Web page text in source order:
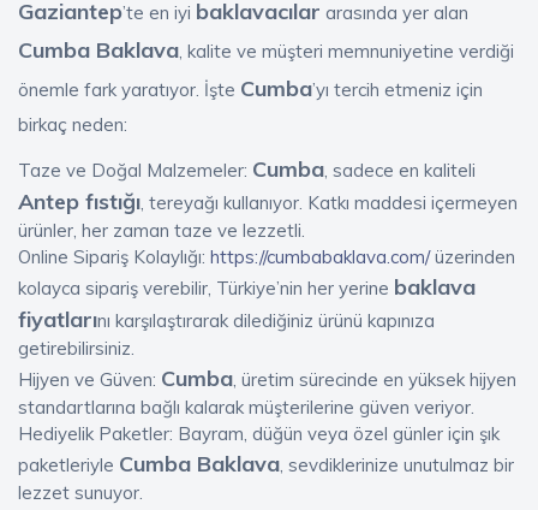
Gaziantep’te en iyi baklavacılar arasında yer alan
Cumba Baklava, kalite ve müşteri memnuniyetine verdiği
önemle fark yaratıyor. İşte Cumba’yı tercih etmeniz için
birkaç neden:
Taze ve Doğal Malzemeler: Cumba, sadece en kaliteli
Antep fıstığı, tereyağı kullanıyor. Katkı maddesi içermeyen
ürünler, her zaman taze ve lezzetli.
Online Sipariş Kolaylığı: https://cumbabaklava.com/üzerinden
kolayca sipariş verebilir, Türkiye’nin her yerine baklava
fiyatlarını karşılaştırarak dilediğiniz ürünü kapınıza
getirebilirsiniz.
Hijyen ve Güven: Cumba, üretim sürecinde en yüksek hijyen
standartlarına bağlı kalarak müşterilerine güven veriyor.
Hediyelik Paketler: Bayram, düğün veya özel günler için şık
paketleriyle Cumba Baklava, sevdiklerinize unutulmaz bir
lezzet sunuyor.